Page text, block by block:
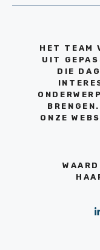
HET TEAM
UIT
DIE
ONZE